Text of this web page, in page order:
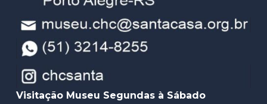
Visitação Museu Segundas à Sábado